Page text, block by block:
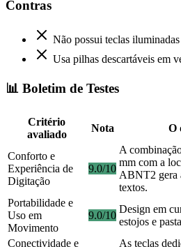
Contras
Não possui teclas iluminadas
Usa pilhas descartáveis em
📊 Boletim de Testes
Critério
avaliado
Nota O
Conforto e
Experiência de
Digitação
9.0/10
A
mm com a
ABNT2 gera
textos.
Portabilidade e
Uso em
Movimento
9.0/10
Design em
estojos e
Conectividade e
As teclas